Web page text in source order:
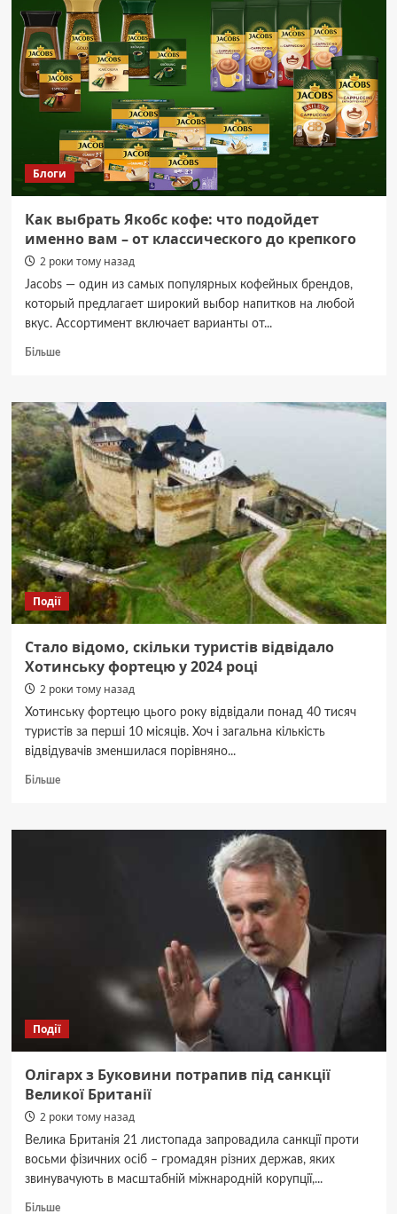
тріщин.
У
Центральному
парку
Чернівців
за
десятиліть
вперше
заасфальтували
Блоги
Как выбрать Якобс кофе: что подойдет
именно вам – от классического до крепкого
2 роки тому назад
Jacobs — один из самых популярных кофейных брендов,
который предлагает широкий выбор напитков на любой
вкус. Ассортимент включает варианты от...
БільшеДокладніше
выбрать
Якобс
кофе:
что
подойдет
именно
вам
от
классического
до
крепкого
Події
Стало відомо, скільки туристів відвідало
Хотинську фортецю у 2024 році
2 роки тому назад
Хотинську фортецю цього року відвідали понад 40 тисяч
туристів за перші 10 місяців. Хоч і загальна кількість
відвідувачів зменшилася порівняно...
БільшеДокладніше
відомо,
Події
Олігарх з Буковини потрапив під санкції
Великої Британії
2 роки тому назад
Велика Британія 21 листопада запровадила санкції проти
восьми фізичних осіб – громадян різних держав, яких
звинувачують в масштабній міжнародній корупції,...
БільшеДокладніше